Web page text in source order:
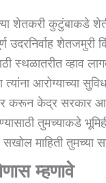
शेतकरी कुटुंबाकडे
उदरनिर्वाह
स्थळातरीत व्हाव
आरोग्याच्या
करून केद्र सरकार
तुमच्याकडे
सखोल माहिती तुमच्या
म्हणावे